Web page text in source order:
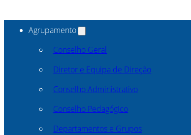
Agrupamento
Conselho Geral
Diretor e Equipa de Direção
Conselho Administrativo
Conselho Pedagógico
Departamentos e Grupos